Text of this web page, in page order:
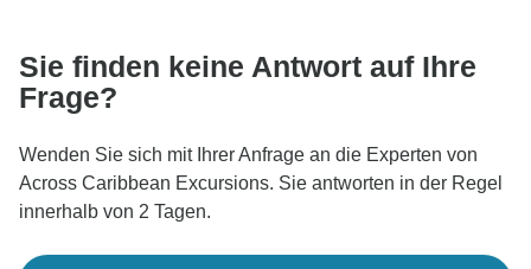
Sie finden keine Antwort auf Ihre
Frage?
Wenden Sie sich mit Ihrer Anfrage an die Experten von
Across Caribbean Excursions. Sie antworten in der Regel
innerhalb von 2 Tagen.